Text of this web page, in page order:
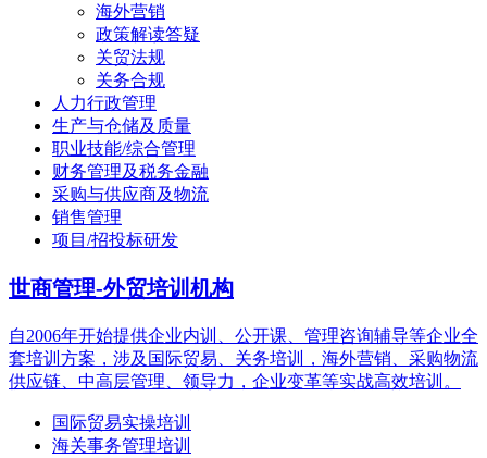
海外营销
政策解读答疑
关贸法规
关务合规
人力行政管理
生产与仓储及质量
职业技能/综合管理
财务管理及税务金融
采购与供应商及物流
销售管理
项目/招投标研发
世商管理-外贸培训机构
自2006年开始提供企业内训、公开课、管理咨询辅导等企业全
套培训方案，涉及国际贸易、关务培训，海外营销、采购物流
供应链、中高层管理、领导力，企业变革等实战高效培训。
国际贸易实操培训
海关事务管理培训